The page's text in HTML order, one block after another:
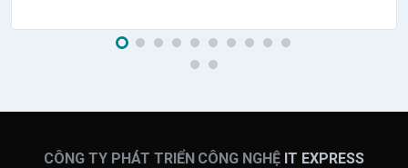
CÔNG TY PHÁT TRIỂN CÔNG NGHỆ IT EXPRESS